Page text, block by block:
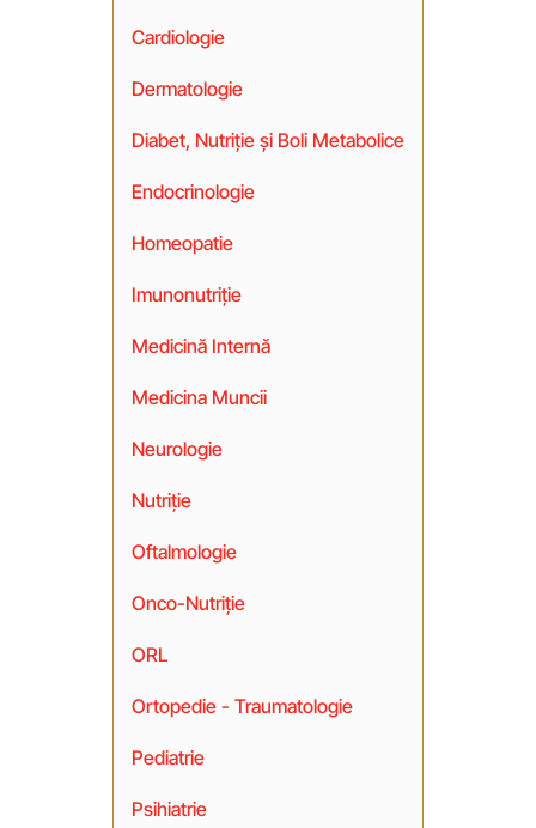
Cardiologie
Dermatologie
Diabet, Nutriție și Boli Metabolice
Endocrinologie
Homeopatie
Imunonutriție
Medicină Internă
Medicina Muncii
Neurologie
Nutriție
Oftalmologie
Onco-Nutriție
ORL
Ortopedie - Traumatologie
Pediatrie
Psihiatrie